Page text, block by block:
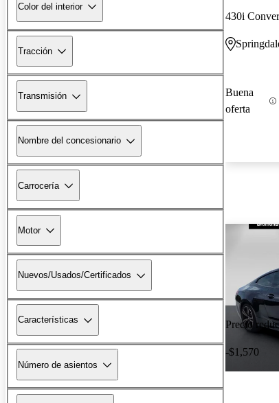
Color del interior
Tracción
Transmisión
Nombre del concesionario
Carrocería
Motor
Nuevos/Usados/Certificados
Características
Número de asientos
430i
Buena
oferta
Precio
-$1,570